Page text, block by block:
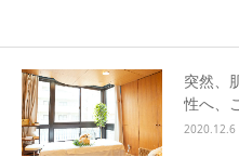
突然、
性へ、
2020.12.6